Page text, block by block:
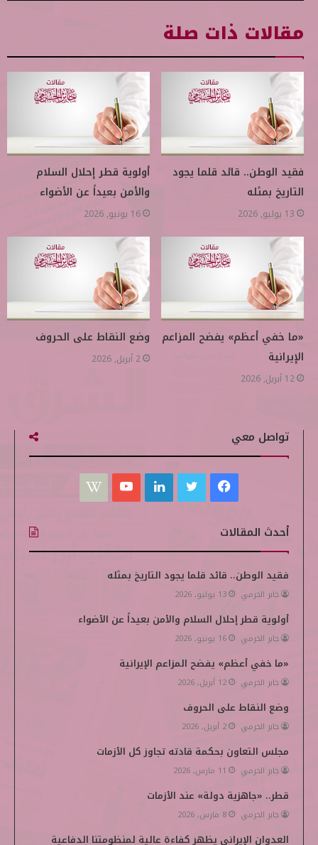
مقالات ذات صلة
فقيد الوطن.. قائد قلما يجود
التاريخ بمثله
13 يوليو, 2026
أولوية قطر إحلال السلام
والأمن بعيداً عن الأضواء
16 يونيو, 2026
«ما خفي أعظم» يفضح المزاعم
الإيرانية
12 أبريل, 2026
وضع النقاط على الحروف
2 أبريل, 2026
تواصل معي
س
ب
و
ك
ي
ت
ر
ن
ك
إ
ن
ت
ي
ب
k
e
أحدث المقالات
فقيد الوطن.. قائد قلما يجود التاريخ بمثله
جابر الحرمي 13 يوليو, 2026
أولوية قطر إحلال السلام والأمن بعيداً عن الأضواء
جابر الحرمي 16 يونيو, 2026
«ما خفي أعظم» يفضح المزاعم الإيرانية
جابر الحرمي 12 أبريل, 2026
وضع النقاط على الحروف
جابر الحرمي 2 أبريل, 2026
مجلس التعاون بحكمة قادته تجاوز كل الأزمات
جابر الحرمي 11 مارس, 2026
قطر.. «جاهزية دولة» عند الأزمات
جابر الحرمي 8 مارس, 2026
العدوان الإيراني يظهر كفاءة عالية لمنظومتنا الدفاعية